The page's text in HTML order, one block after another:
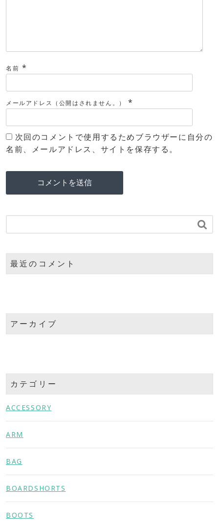
名前 *
メールアドレス（公開はされません。） *
次回のコメントで使用するためブラウザーに自分の
名前、メールアドレス、サイトを保存する。

最近のコメント
アーカイブ
カテゴリー
ACCESSORY
ARM
BAG
BOARDSHORTS
BOOTS